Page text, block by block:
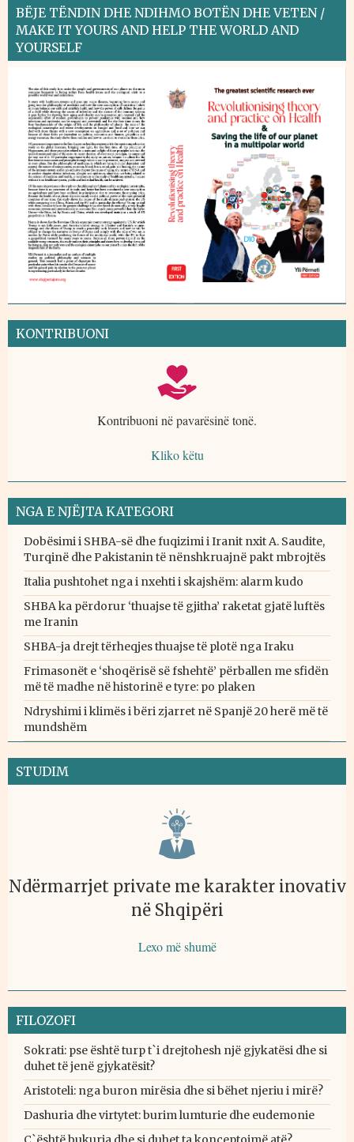
BËJE TËNDIN DHE NDIHMO BOTËN DHE VETEN /
MAKE IT YOURS AND HELP THE WORLD AND
YOURSELF
KONTRIBUONI
Kontribuoni në pavarësinë tonë.
Kliko këtu
NGA E NJËJTA KATEGORI
Dobësimi i SHBA-së dhe fuqizimi i Iranit nxit A. Saudite,
Turqinë dhe Pakistanin të nënshkruajnë pakt mbrojtës
Italia pushtohet nga i nxehti i skajshëm: alarm kudo
SHBA ka përdorur ‘thuajse të gjitha’ raketat gjatë luftës
me Iranin
SHBA-ja drejt tërheqjes thuajse të plotë nga Iraku
Frimasonët e ‘shoqërisë së fshehtë’ përballen me sfidën
më të madhe në historinë e tyre: po plaken
Ndryshimi i klimës i bëri zjarret në Spanjë 20 herë më të
mundshëm
STUDIM
Ndërmarrjet private me karakter inovativ
në Shqipëri
Lexo më shumë
FILOZOFI
Sokrati: pse është turp t`i drejtohesh një gjykatësi dhe si
duhet të jenë gjykatësit?
Aristoteli: nga buron mirësia dhe si bëhet njeriu i mirë?
Dashuria dhe virtytet: burim lumturie dhe eudemonie